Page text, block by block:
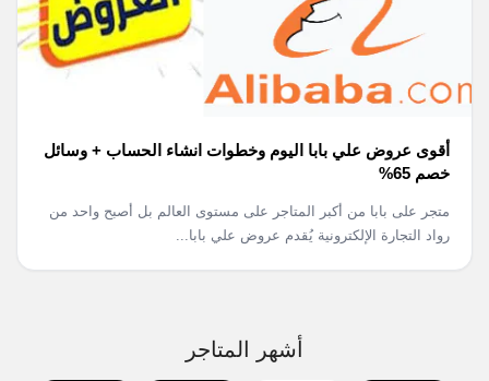
أقوى عروض علي بابا اليوم وخطوات انشاء الحساب + وسائل
خصم 65%
متجر على بابا من أكبر المتاجر على مستوى العالم بل أصبح واحد من
رواد التجارة الإلكترونية يُقدم عروض علي بابا...
أشهر المتاجر